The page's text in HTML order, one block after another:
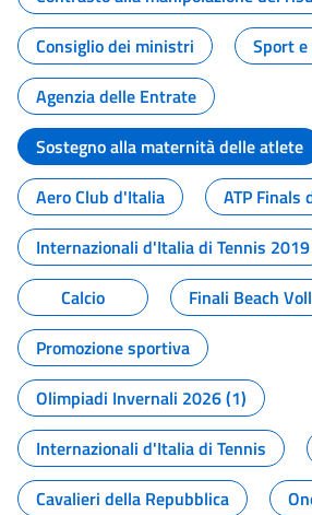
Consiglio dei ministri
Sport
Agenzia delle Entrate
Sostegno alla maternità delle atlete
Aero Club d'Italia
ATP Finals
Internazionali d'Italia di Tennis 2019
Calcio
Finali Beach
Promozione sportiva
Olimpiadi Invernali 2026 (1)
Internazionali d'Italia di Tennis
Cavalieri della Repubblica